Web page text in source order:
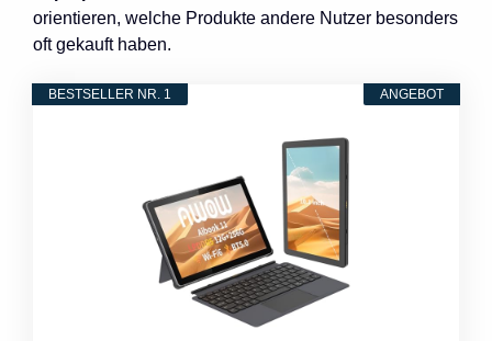
orientieren, welche Produkte andere Nutzer besonders
oft gekauft haben.
ANGEBOT
BESTSELLER NR. 1